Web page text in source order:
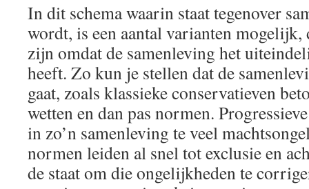
In dit schema waarin staat tegenover
wordt, is een aantal varianten
zijn omdat de samenleving het
heeft. Zo kun je stellen dat de
gaat, zoals klassieke conservatieven
wetten en dan pas normen.
in zo’n samenleving te veel
normen leiden al snel tot exclusie en
de staat om die ongelijkheden te